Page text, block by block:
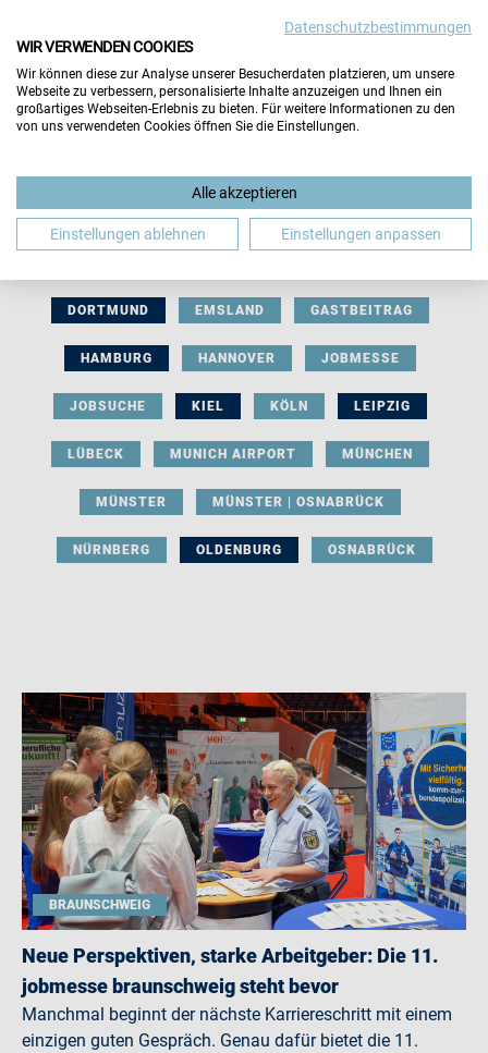
BERUFLICHE ORIENTIERUNG BEWERBUNG
DORTMUND EMSLAND GASTBEITRAG
HAMBURG HANNOVER JOBMESSE
JOBSUCHE KIEL KÖLN LEIPZIG
LÜBECK MUNICH AIRPORT MÜNCHEN
MÜNSTER MÜNSTER | OSNABRÜCK
NÜRNBERG OLDENBURG OSNABRÜCK
BRAUNSCHWEIG
Neue Perspektiven, starke Arbeitgeber: Die 11.
jobmesse braunschweig steht bevor
Manchmal beginnt der nächste Karriereschritt mit einem
einzigen guten Gespräch. Genau dafür bietet die 11.
Datenschutzbestimmungen
WIR VERWENDEN COOKIES
Wir können diese zur Analyse unserer Besucherdaten platzieren, um unsere
Webseite zu verbessern, personalisierte Inhalte anzuzeigen und Ihnen ein
großartiges Webseiten-Erlebnis zu bieten. Für weitere Informationen zu den
von uns verwendeten Cookies öffnen Sie die Einstellungen.
Alle akzeptieren
Einstellungen ablehnen Einstellungen anpassen